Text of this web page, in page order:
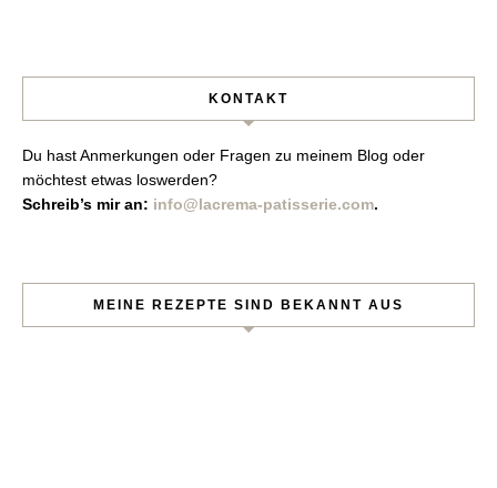
KONTAKT
Du hast Anmerkungen oder Fragen zu meinem Blog oder
möchtest etwas loswerden?
Schreib’s mir an: info@lacrema-patisserie.com.
MEINE REZEPTE SIND BEKANNT AUS